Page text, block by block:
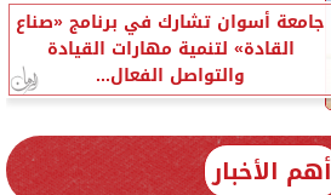
جامعة أسوان تشارك في برنامج «صناع
القادة» لتنمية مهارات القيادة
والتواصل الفعال...
أهم الأخبار